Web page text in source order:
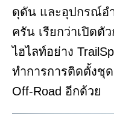
ดุดัน และอุปกรณ์อ
ครัน เรียกว่าเปิดตั
ไฮไลท์อย่าง
ทำการการติดตั้งชุ
Off-Road อีกด้วย